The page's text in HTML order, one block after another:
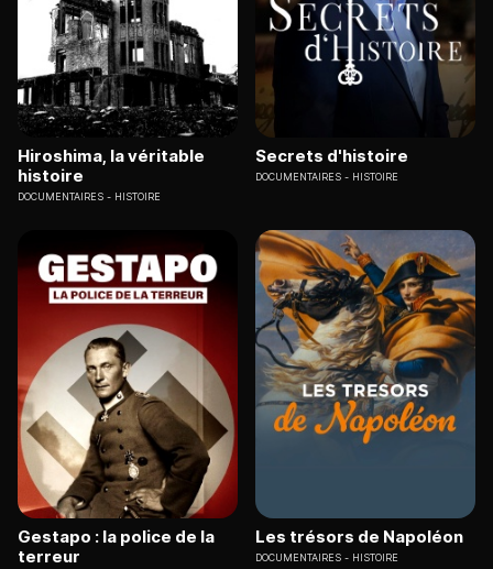
Fanny Morel, Fabrice Babin, Nicolas Duchêne.
Hiroshima, la véritable
histoire
DOCUMENTAIRES HISTOIRE
Secrets d'histoire
DOCUMENTAIRES HISTOIRE
Gestapo : la police de la
terreur
Les trésors de Napoléon
DOCUMENTAIRES HISTOIRE